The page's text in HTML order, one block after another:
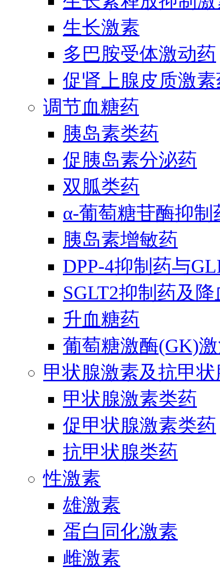
生长激素
多巴胺受体激动药
促肾上腺皮质激
调节血糖药
胰岛素类药
促胰岛素分泌药
双胍类药
α-葡萄糖苷酶抑制
胰岛素增敏药
DPP-4抑制药与
SGLT2抑制药及
升血糖药
葡萄糖激酶(GK)
甲状腺激素及抗甲
甲状腺激素类药
促甲状腺激素类药
抗甲状腺类药
性激素
雄激素
蛋白同化激素
雌激素